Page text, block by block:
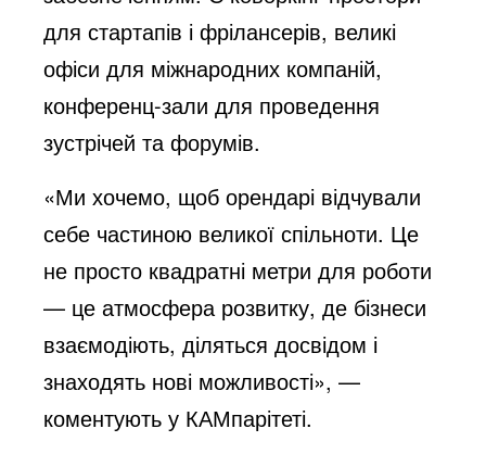
для стартапів і фрілансерів, великі
офіси для міжнародних компаній,
конференц-зали для проведення
зустрічей та форумів.
«Ми хочемо, щоб орендарі відчували
себе частиною великої спільноти. Це
не просто квадратні метри для роботи
— це атмосфера розвитку, де бізнеси
взаємодіють, діляться досвідом і
знаходять нові можливості», —
коментують у КАМпарітеті.